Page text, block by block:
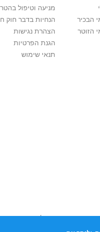
הבכיר
הזוטר
מניעה וטיפול
הנחיות בדבר חוק
הצהרת נגישות
הגנת הפרטיות
תנאי שימוש
שנמצאים פה ו/או השימוש